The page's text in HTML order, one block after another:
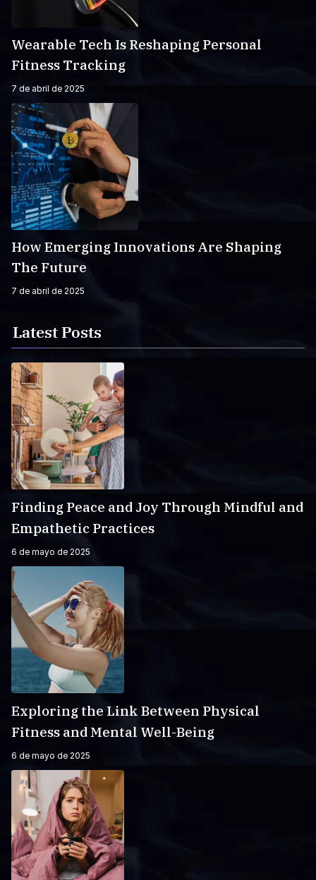
Wearable Tech Is Reshaping Personal
Fitness Tracking
7 de abril de 2025
How Emerging Innovations Are Shaping
The Future
7 de abril de 2025
Latest Posts
Finding Peace and Joy Through Mindful and
Empathetic Practices
6 de mayo de 2025
Exploring the Link Between Physical
Fitness and Mental Well-Being
6 de mayo de 2025